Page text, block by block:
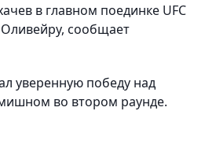
в главном поединке UFC
сообщает
уверенную победу над
во втором раунде.